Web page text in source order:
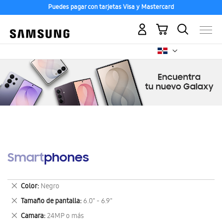
Puedes pagar con tarjetas Visa y Mastercard
Mi carrito
Smartphones
Color Negro
Eliminar
este
artículo
Tamaño de pantalla 6.0" - 6.9"
Eliminar
este
Camara 24MP o más
Eliminar